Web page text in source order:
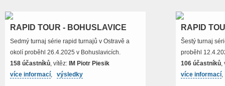
RAPID TOUR - BOHUSLAVICE
Sedmý turnaj série rapid turnajů v Ostravě a
okolí proběhl 26.4.2025 v Bohuslavicích.
158 účastníků, vítěz: IM Piotr Piesik
více informací, výsledky
RAPID
Šestý turnaj
proběhl
106 účastníků,
více informací